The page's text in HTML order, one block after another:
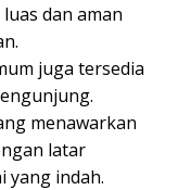
dan aman
juga tersedia
menawarkan
latar
yang indah.